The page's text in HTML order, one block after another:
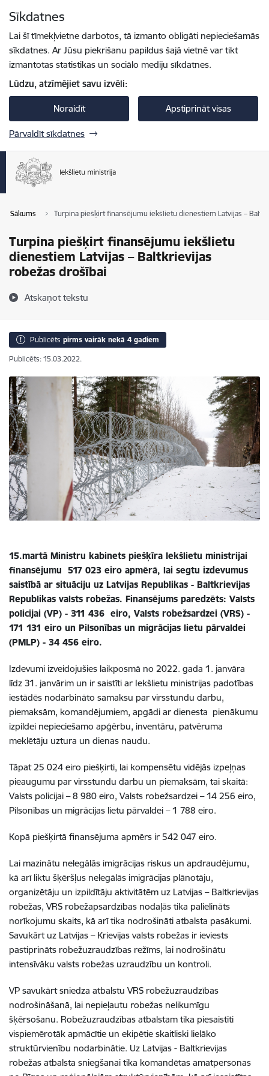
Sīkdatnes
Lai šī tīmekļvietne darbotos, tā izmanto obligāti nepieciešamās
sīkdatnes. Ar Jūsu piekrišanu papildus šajā vietnē var tikt
izmantotas statistikas un sociālo mediju sīkdatnes.
Lūdzu, atzīmējiet savu izvēli:
Noraidīt Apstiprināt visas
Pārvaldīt sīkdatnes
Sākums Turpina piešķirt finansējumu iekšlietu dienestiem Latvijas –
Turpina piešķirt finansējumu iekšlietu
dienestiem Latvijas – Baltkrievijas
robežas drošībai
Atskaņot tekstu
Publicēts pirms vairāk nekā 4 gadiem
Publicēts: 15.03.2022.
15.martā Ministru kabinets piešķīra Iekšlietu ministrijai
finansējumu 517 023 eiro apmērā, lai segtu izdevumus
saistībā ar situāciju uz Latvijas Republikas - Baltkrievijas
Republikas valsts robežas. Finansējums paredzēts: Valsts
policijai (VP) - 311 436 eiro, Valsts robežsardzei (VRS) -
171 131 eiro un Pilsonības un migrācijas lietu pārvaldei
(PMLP) - 34 456 eiro.
Izdevumi izveidojušies laikposmā no 2022. gada 1. janvāra
līdz 31. janvārim un ir saistīti ar Iekšlietu ministrijas padotības
iestādēs nodarbināto samaksu par virsstundu darbu,
piemaksām, komandējumiem, apgādi ar dienesta pienākumu
izpildei nepieciešamo apģērbu, inventāru, patvēruma
meklētāju uztura un dienas naudu.
Tāpat 25 024 eiro piešķirti, lai kompensētu vidējās izpeļņas
pieaugumu par virsstundu darbu un piemaksām, tai skaitā:
Valsts policijai – 8 980 eiro, Valsts robežsardzei – 14 256 eiro,
Pilsonības un migrācijas lietu pārvaldei – 1 788 eiro.
Kopā piešķirtā finansējuma apmērs ir 542 047 eiro.
Lai mazinātu nelegālās imigrācijas riskus un apdraudējumu,
kā arī liktu šķēršļus nelegālās imigrācijas plānotāju,
organizētāju un izpildītāju aktivitātēm uz Latvijas – Baltkrievijas
robežas, VRS robežapsardzības nodaļās tika palielināts
norīkojumu skaits, kā arī tika nodrošināti atbalsta pasākumi.
Savukārt uz Latvijas – Krievijas valsts robežas ir ieviests
pastiprināts robežuzraudzības režīms, lai nodrošinātu
intensīvāku valsts robežas uzraudzību un kontroli.
VP savukārt sniedza atbalstu VRS robežuzraudzības
nodrošināšanā, lai nepieļautu robežas nelikumīgu
šķērsošanu. Robežuzraudzības atbalstam tika piesaistīti
vispiemērotāk apmācītie un ekipētie skaitliski lielāko
struktūrvienību nodarbinātie. Uz Latvijas - Baltkrievijas
robežas atbalsta sniegšanai tika komandētas amatpersonas